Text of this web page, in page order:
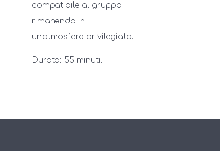
compatibile al gruppo
rimanendo in
un'atmosfera privilegiata.
Durata: 55 minuti.